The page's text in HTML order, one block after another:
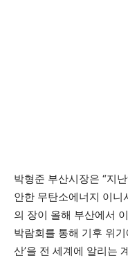
박형준 부산시장은 “지
안한 무탄소에너지 이니
의 장이 올해 부산에서
박람회를 통해 기후 위
산’을 전 세계에 알리는